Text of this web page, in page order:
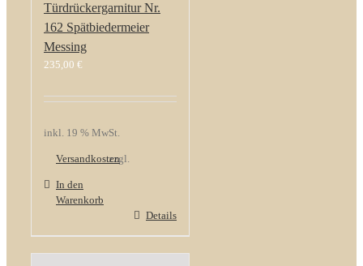
Türdrückergarnitur Nr.
162 Spätbiedermeier
Messing
235,00 €
inkl. 19 % MwSt.
zzgl.
Versandkosten
In den
Warenkorb
Details